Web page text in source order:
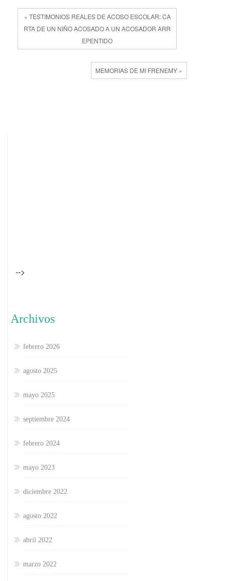
« TESTIMONIOS REALES DE ACOSO ESCOLAR: CA
RTA DE UN NIÑO ACOSADO A UN ACOSADOR ARR
EPENTIDO
MEMORIAS DE MI FRENEMY »
-->
Archivos
febrero 2026
agosto 2025
mayo 2025
septiembre 2024
febrero 2024
mayo 2023
diciembre 2022
agosto 2022
abril 2022
marzo 2022